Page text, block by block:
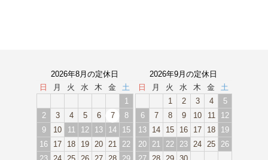
2026年8月の定休日
日
月 火 水 木 金
土
1
2
3 4 5 6 7
8
9
10 11 12 13 14
15
16
17 18 19 20 21
22
2026年9月の定休日
日
月 火 水 木 金
土
1
2 3 4
5
6
7 8 9 10 11
12
13
14 15 16 17 18
19
20
21 22 23 24 25
26